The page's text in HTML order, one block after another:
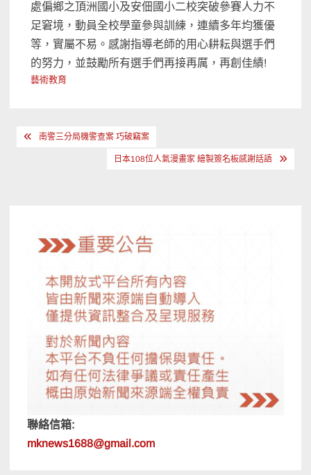
處偏鄉之頂洲國小及安佃國小二校突破參賽人力不
足窘境，動員全校學童參與訓練，連續多年均獲優
等，實屬不易。感謝指導老師的用心耕耘與選手們
的努力，並鼓勵所有選手們再接再厲，再創佳績!
藝術教育
文 南警三分局機警查案 巧破竊案
日本108位人氣漫畫家 繪製簽名板感謝話語
聯絡信箱:
mknews1688@gmail.com